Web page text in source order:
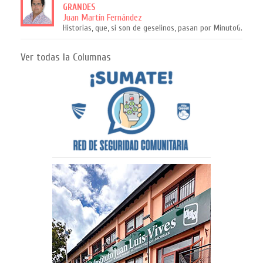
GRANDES
Juan Martín Fernández
Historias, que, si son de geselinos, pasan por MinutoG.
Ver todas la Columnas